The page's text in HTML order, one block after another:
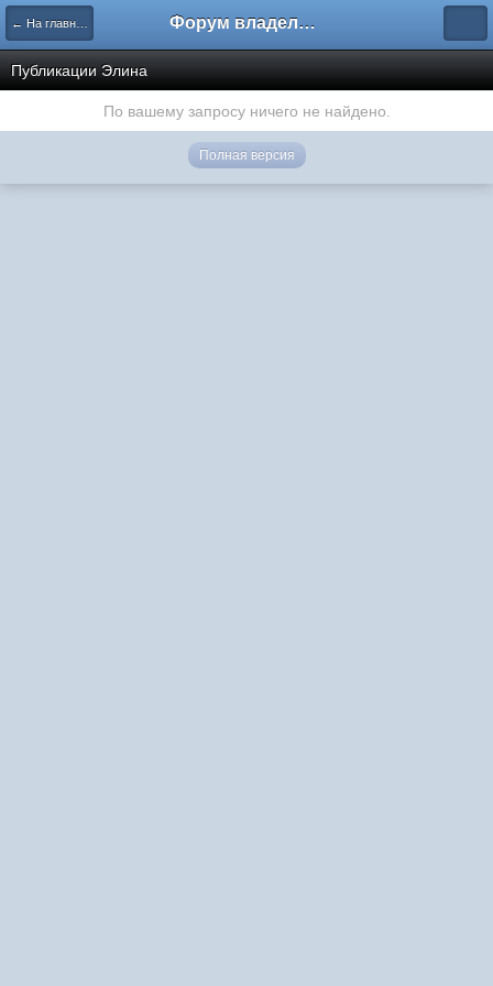
← На главную Форум владельцев интернет-магазинов
Публикации Элина
По вашему запросу ничего не найдено.
Полная версия